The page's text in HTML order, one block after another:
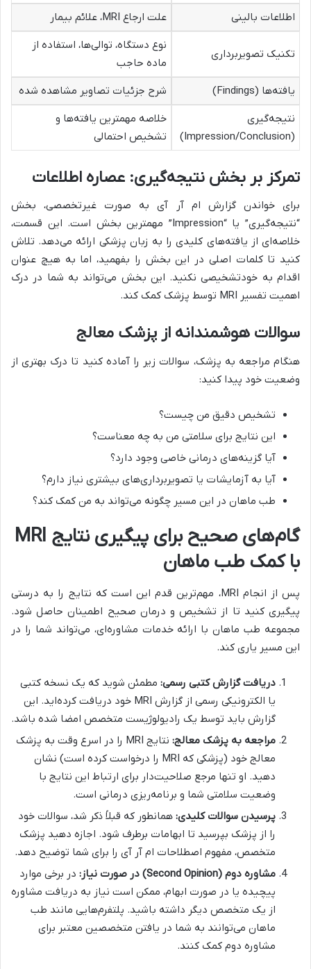
اطلاعات بالینی علت ارجاع MRI، علائم بیمار
تکنیک تصویربرداری
نوع دستگاه، توالی‌ها، استفاده از
ماده حاجب
یافته‌ها (Findings)
شرح جزئیات تصاویر مشاهده شده
نتیجه‌گیری
(Impression/Conclusion)
خلاصه مهمترین یافته‌ها و
تشخیص احتمالی
تمرکز بر بخش نتیجه‌گیری: عصاره اطلاعات
برای خواندن گزارش ام آر آی به صورت غیرتخصصی، بخش
“نتیجه‌گیری” یا “Impression” مهمترین بخش است. این قسمت،
خلاصه‌ای از یافته‌های کلیدی را به زبان پزشکی ارائه می‌دهد. تلاش
کنید تا کلمات اصلی در این بخش را بفهمید، اما به هیچ عنوان
اقدام به خودتشخیصی نکنید. این بخش می‌تواند به شما در درک
اهمیت تفسیر MRI توسط پزشک کمک کند.
سوالات هوشمندانه از پزشک معالج
هنگام مراجعه به پزشک، سوالات زیر را آماده کنید تا درک بهتری از
وضعیت خود پیدا کنید:
تشخیص دقیق من چیست؟
این نتایج برای سلامتی من به چه معناست؟
آیا گزینه‌های درمانی خاصی وجود دارد؟
آیا به آزمایشات یا تصویربرداری‌های بیشتری نیاز دارم؟
طب ماهان در این مسیر چگونه می‌تواند به من کمک کند؟
گام‌های صحیح برای پیگیری نتایج MRI
با کمک طب ماهان
پس از انجام MRI، مهم‌ترین قدم این است که نتایج را به درستی
پیگیری کنید تا از تشخیص و درمان صحیح اطمینان حاصل شود.
مجموعه طب ماهان با ارائه خدمات مشاوره‌ای، می‌تواند شما را در
این مسیر یاری کند.
دریافت گزارش کتبی رسمی: مطمئن شوید که یک نسخه کتبی
یا الکترونیکی رسمی از گزارش MRI خود دریافت کرده‌اید. این
گزارش باید توسط یک رادیولوژیست متخصص امضا شده باشد.
مراجعه به پزشک معالج:
نتایج MRI را در اسرع وقت به پزشک
معالج خود (پزشکی که MRI را درخواست کرده است) نشان
دهید. او تنها مرجع صلاحیت‌دار برای ارتباط این نتایج با
وضعیت سلامتی شما و برنامه‌ریزی درمانی است.
پرسیدن سوالات کلیدی: همانطور که قبلاً ذکر شد، سوالات خود
را از پزشک بپرسید تا ابهامات برطرف شود. اجازه دهید پزشک
متخصص، مفهوم اصطلاحات ام آر آی را برای شما توضیح دهد.
مشاوره دوم (Second Opinion) در صورت نیاز:
در برخی موارد
پیچیده یا در صورت ابهام، ممکن است نیاز به دریافت مشاوره
از یک متخصص دیگر داشته باشید. پلتفرم‌هایی مانند طب
ماهان می‌توانند به شما در یافتن متخصصین معتبر برای
مشاوره دوم کمک کنند.